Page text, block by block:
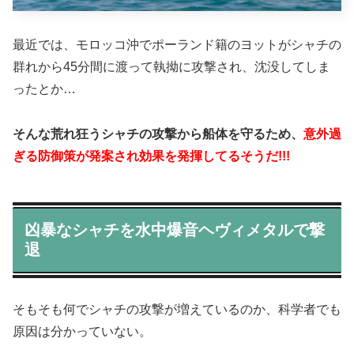
最近では、モロッコ沖でポーランド籍のヨットがシャチの
群れから45分間に渡って執拗に攻撃され、沈没してしま
ったとか…
そんな荒れ狂うシャチの攻撃から船体を守るため、 意外過
ぎる防御策が発案され効果を発揮してるそうだ!!!
凶暴なシャチを水中爆音ヘヴィメタルで撃
退
そもそも何でシャチの攻撃が増えているのか、科学者でも
原因は分かっていない。